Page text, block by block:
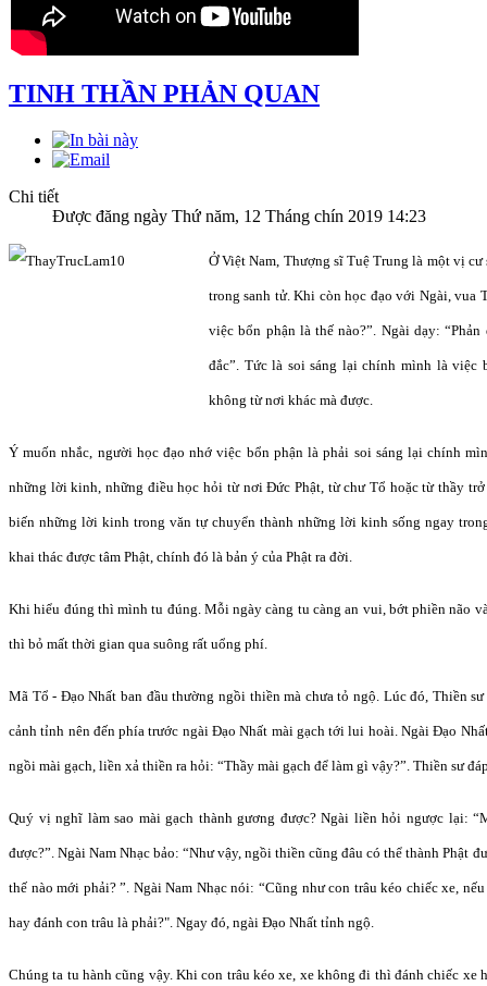
TINH THẦN PHẢN QUAN
Chi tiết
Được đăng ngày Thứ năm, 12 Tháng chín 2019 14:23
Ở Việt Nam, Thượng sĩ Tuệ Trung là một vị
trong sanh tử. Khi còn học đạo với Ngài, vua
việc bổn phận là thế nào?”. Ngài dạy:
đắc”. Tức là soi sáng lại chính mình là việc
không từ nơi khác mà được.
Ý muốn nhắc, người học đạo nhớ việc bổn phận là phải soi sáng lại chính
những lời kinh, những điều học hỏi từ nơi Đức Phật, từ chư Tổ hoặc từ thầy
biến những lời kinh trong văn tự chuyển thành những lời kinh sống ngay
khai thác được tâm Phật, chính đó là bản ý của Phật ra đời.
Khi hiểu đúng thì mình tu đúng. Mỗi ngày càng tu càng an vui, bớt phiền não
thì bỏ mất thời gian qua suông rất uổng phí.
Mã Tổ - Đạo Nhất ban đầu thường ngồi thiền mà chưa tỏ ngộ. Lúc đó, Thiền
cảnh tỉnh nên đến phía trước ngài Đạo Nhất mài gạch tới lui hoài. Ngài Đạo
ngồi mài gạch, liền xả thiền ra hỏi: “Thầy mài gạch để làm gì vậy?”. Thiền sư
Quý vị nghĩ làm sao mài gạch thành gương được? Ngài liền hỏi ngược lại:
được?”. Ngài Nam Nhạc bảo: “Như vậy, ngồi thiền cũng đâu có thể thành Phật
thế nào mới phải? ”. Ngài Nam Nhạc nói: “Cũng như con trâu kéo chiếc xe,
hay đánh con trâu là phải?". Ngay đó, ngài Đạo Nhất tỉnh ngộ.
Chúng ta tu hành cũng vậy. Khi con trâu kéo xe, xe không đi thì đánh chiếc xe